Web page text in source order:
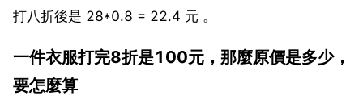
打八折後是 28*0.8 = 22.4 元 。
一件衣服打完8折是100元，那麼原價是多少，
要怎麼算